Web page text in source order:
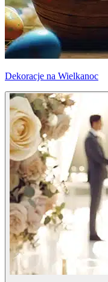
Dekoracje na Wielkanoc